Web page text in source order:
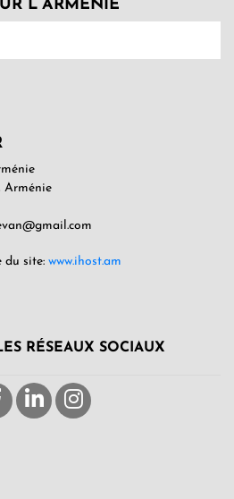
L’ARMENIE
Arménie
du site: www.ihost.am
RÉSEAUX SOCIAUX